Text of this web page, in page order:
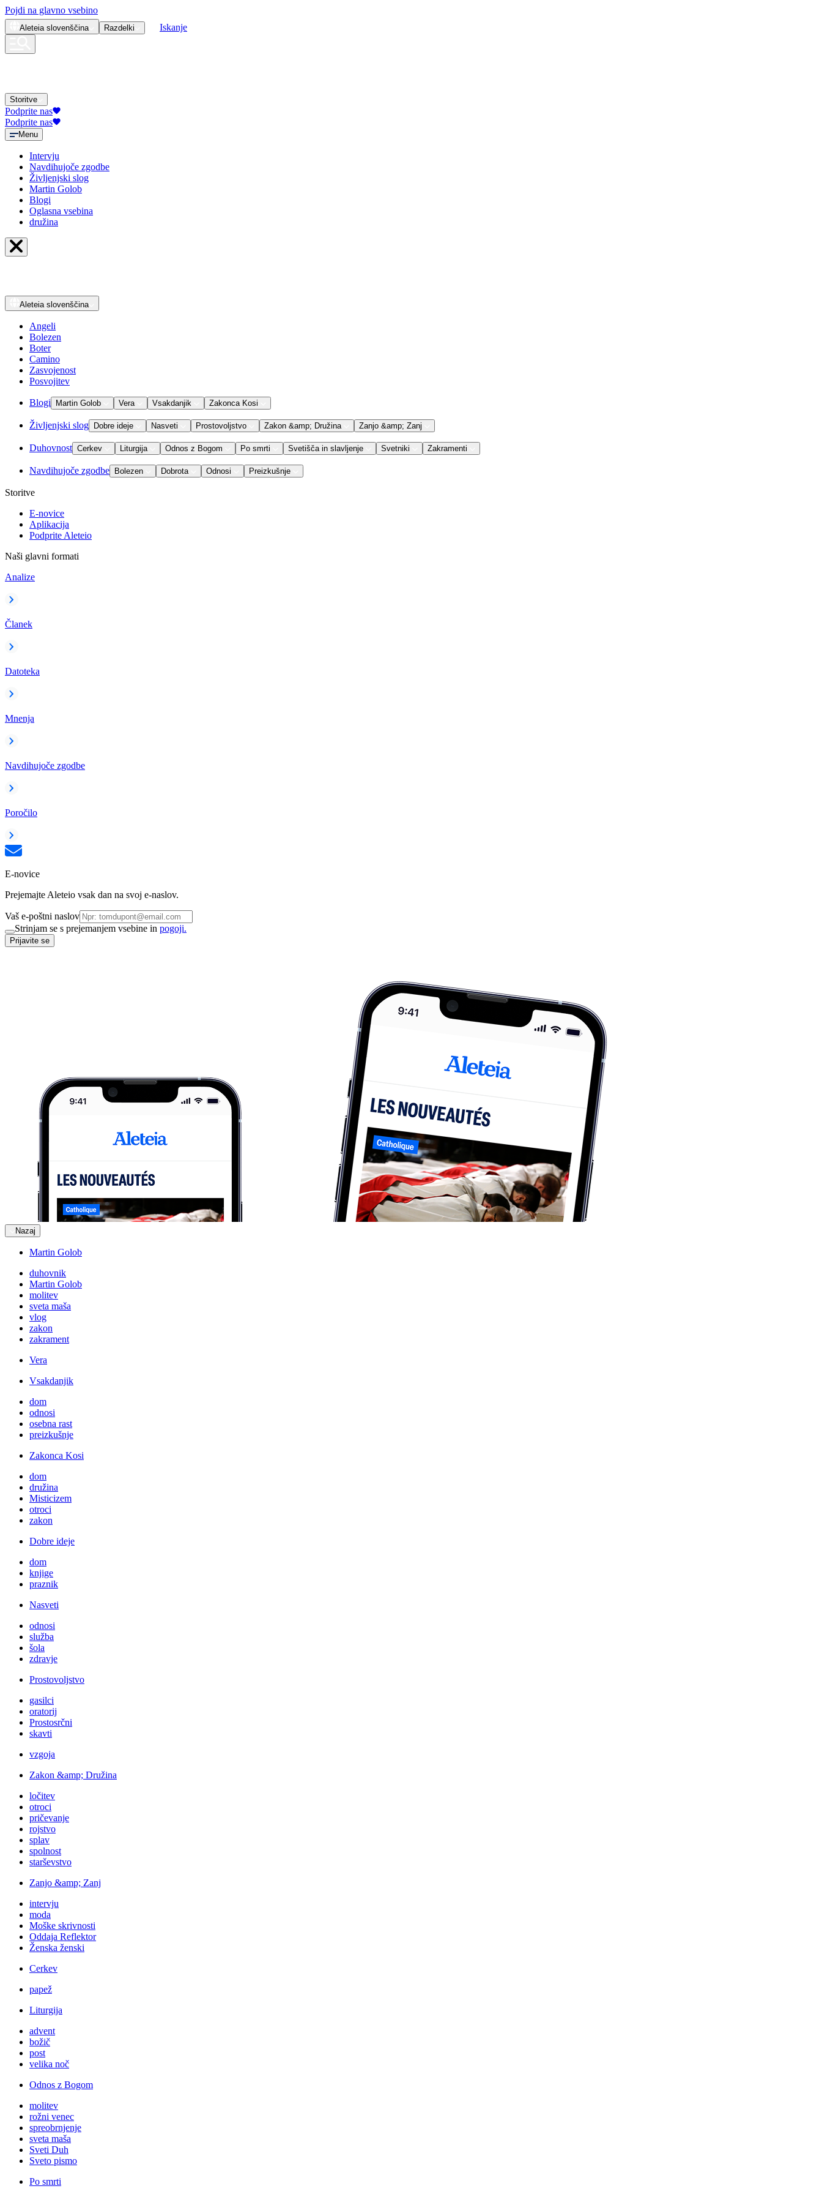
Pojdi na glavno vsebino
Aleteia slovenščina Razdelki Iskanje
Storitve
Podprite nas
Podprite nas
Menu
Intervju
Navdihujoče zgodbe
Življenjski slog
Martin Golob
Blogi
Oglasna vsebina
družina
Aleteia slovenščina
Angeli
Bolezen
Boter
Camino
Zasvojenost
Posvojitev
Blogi Martin Golob Vera Vsakdanjik Zakonca Kosi
Življenjski slog Dobre ideje Nasveti Prostovoljstvo Zakon &amp; Družina Zanjo &amp; Zanj
Duhovnost Cerkev Liturgija Odnos z Bogom Po smrti Svetišča in slavljenje Svetniki Zakramenti
Navdihujoče zgodbe Bolezen Dobrota Odnosi Preizkušnje
Storitve
E-novice
Aplikacija
Podprite Aleteio
Naši glavni formati
Analize
Članek
Datoteka
Mnenja
Navdihujoče zgodbe
Poročilo
E-novice
Prejemajte Aleteio vsak dan na svoj e-naslov.
Vaš e-poštni naslov
Strinjam se s prejemanjem vsebine in pogoji.
Prijavite se
Nazaj
Martin Golob
duhovnik
Martin Golob
molitev
sveta maša
vlog
zakon
zakrament
Vera
Vsakdanjik
dom
odnosi
osebna rast
preizkušnje
Zakonca Kosi
dom
družina
Misticizem
otroci
zakon
Dobre ideje
dom
knjige
praznik
Nasveti
odnosi
služba
šola
zdravje
Prostovoljstvo
gasilci
oratorij
Prostosrčni
skavti
vzgoja
Zakon &amp; Družina
ločitev
otroci
pričevanje
rojstvo
splav
spolnost
starševstvo
Zanjo &amp; Zanj
intervju
moda
Moške skrivnosti
Oddaja Reflektor
Ženska ženski
Cerkev
papež
Liturgija
advent
božič
post
velika noč
Odnos z Bogom
molitev
rožni venec
spreobrnjenje
sveta maša
Sveti Duh
Sveto pismo
Po smrti